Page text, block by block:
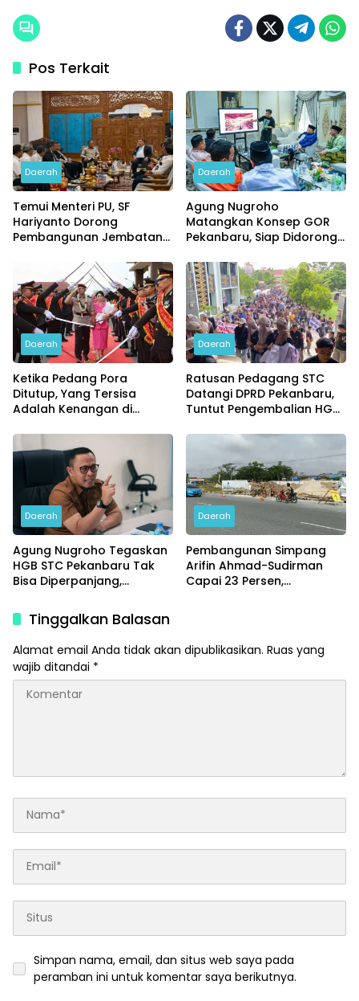
Pos Terkait
Daerah
Temui Menteri PU, SF
Hariyanto Dorong
Pembangunan Jembatan
Daerah
Agung Nugroho
Matangkan Konsep GOR
Pekanbaru, Siap Didorong
Daerah
Ketika Pedang Pora
Ditutup, Yang Tersisa
Adalah Kenangan di
Daerah
Ratusan Pedagang STC
Datangi DPRD Pekanbaru,
Tuntut Pengembalian HGB
Daerah
Agung Nugroho Tegaskan
HGB STC Pekanbaru Tak
Bisa Diperpanjang,
Sewa
Daerah
Pembangunan Simpang
Arifin Ahmad-Sudirman
Capai 23 Persen,
Tinggalkan Balasan
Alamat email Anda tidak akan dipublikasikan. Ruas yang
wajib ditandai *
Simpan nama, email, dan situs web saya pada
peramban ini untuk komentar saya berikutnya.